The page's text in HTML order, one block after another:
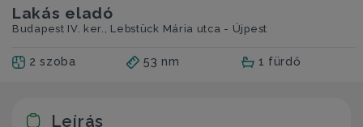
Lakás eladó
Budapest IV. ker., Lebstück Mária utca - Újpest
2 szoba 53 nm 1 fürdő
Leírás